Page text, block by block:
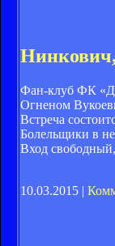
Фан-клуб ФК
Огненом
Встреча
Болельщики в
Вход
10.03.2015 |